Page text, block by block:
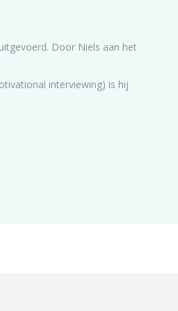
Door Niels aan het
interviewing) is hij